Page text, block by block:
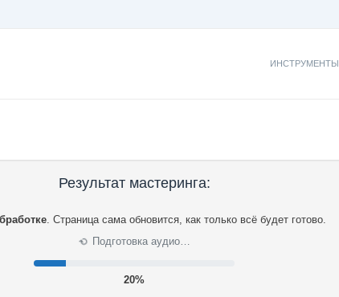
ИНСТРУМЕНТЫ
Результат мастеринга:
. Страница сама обновится, как только всё будет готово.
⟳ Подготовка аудио…
20%